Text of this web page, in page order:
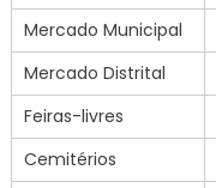
Mercado Municipal
Mercado Distrital
Feiras-livres
Cemitérios